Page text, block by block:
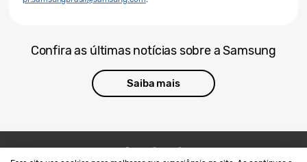
Confira as últimas notícias sobre a Samsung
Saiba mais